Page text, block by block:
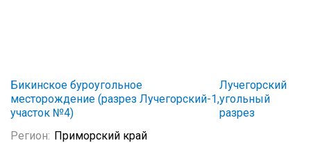
Бикинское буроугольное
месторождение (разрез Лучегорский-1,
участок №4)
Лучегорский
угольный
разрез
Регион: Приморский край